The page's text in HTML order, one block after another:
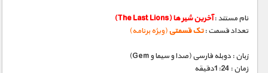
نام مستند :آخرین شیر ها (The Last Lions)
تعداد قسمت :تک قسمتی(ویژه برنامه)
زبان : دوبله فارسی (صدا و سیما و Gem)
زمان : 1:24دقیقه